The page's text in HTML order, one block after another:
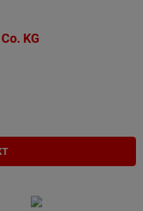
KG